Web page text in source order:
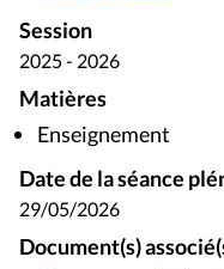
Session
2025 - 2026
Matières
Enseignement
Date de la séance
29/05/2026
Document(s)